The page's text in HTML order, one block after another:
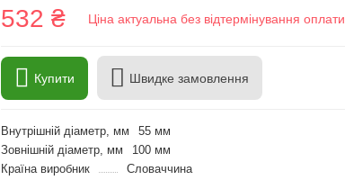
532 ₴ Ціна актуальна без відтермінування оплати
Купити Швидке замовлення
Внутрішній діаметр, мм
55 мм
Зовнішній діаметр, мм
100 мм
Країна виробник
Словаччина